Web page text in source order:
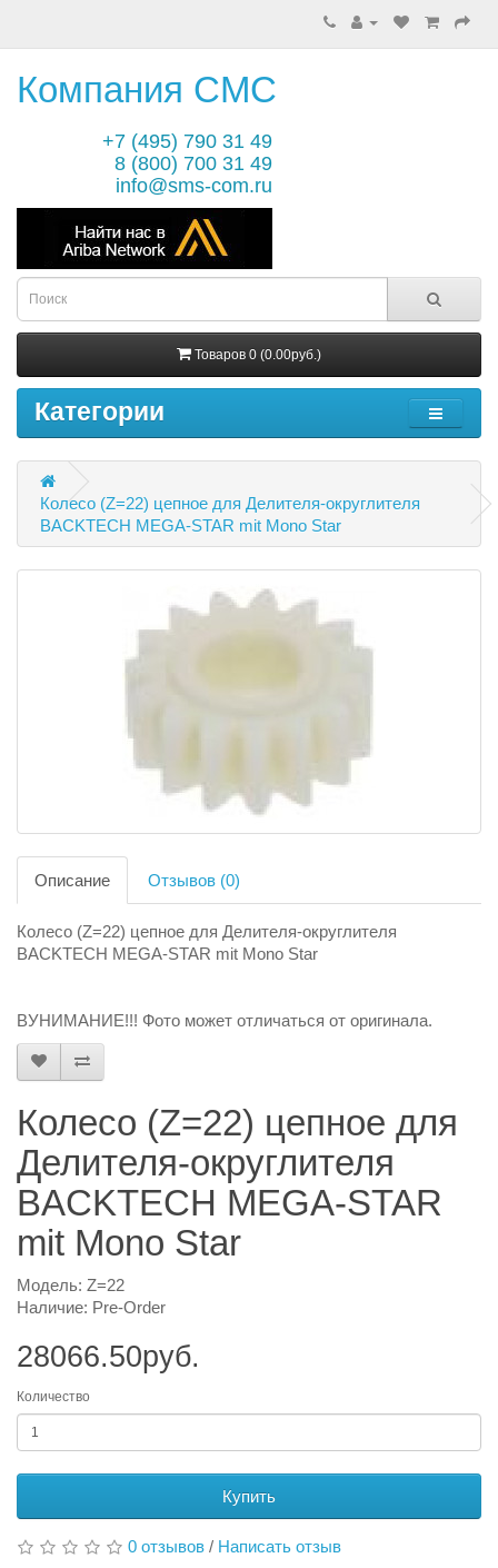
Компания СМС
+7 (495) 790 31 49
8 (800) 700 31 49
info@sms-com.ru
Товаров 0 (0.00руб.)
Категории
Колесо (Z=22) цепное для Делителя-округлителя
BACKTECH MEGA-STAR mit Mono Star
Описание Отзывов (0)
Колесо (Z=22) цепное для Делителя-округлителя
BACKTECH MEGA-STAR mit Mono Star
ВУНИМАНИЕ!!! Фото может отличаться от оригинала.
Колесо (Z=22) цепное для
Делителя-округлителя
BACKTECH MEGA-STAR
mit Mono Star
Модель: Z=22
Наличие: Pre-Order
28066.50руб.
Количество
Купить
0 отзывов / Написать отзыв